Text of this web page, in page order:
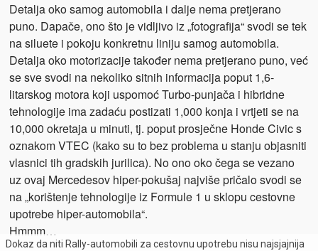
Detalja oko samog automobila i dalje nema pretjerano
puno. Dapače, ono što je vidljivo iz „fotografija“ svodi se tek
na siluete i pokoju konkretnu liniju samog automobila.
Detalja oko motorizacije također nema pretjerano puno, već
se sve svodi na nekoliko sitnih informacija poput 1,6-
litarskog motora koji uspomoć Turbo-punjača i hibridne
tehnologije ima zadaću postizati 1,000 konja i vrtjeti se na
10,000 okretaja u minuti, tj. poput prosječne Honde Civic s
oznakom VTEC (kako su to bez problema u stanju objasniti
vlasnici tih gradskih jurilica). No ono oko čega se vezano
uz ovaj Mercedesov hiper-pokušaj najviše pričalo svodi se
na „korištenje tehnologije iz Formule 1 u sklopu cestovne
upotrebe hiper-automobila“.
Hmmm…
Dokaz da niti Rally-automobili za cestovnu upotrebu nisu najsjajnija